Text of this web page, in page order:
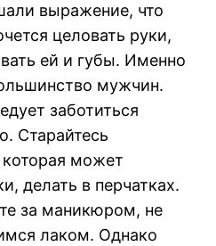
выражение, что
целовать руки,
ей и губы. Именно
мужчин.
заботиться
Старайтесь
может
делать в перчатках.
за маникюром, не
лаком. Однако